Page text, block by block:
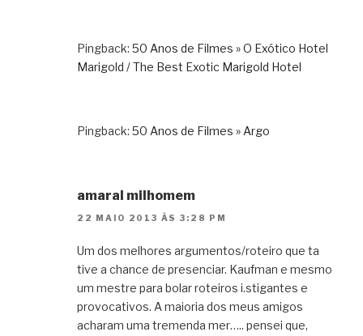
Pingback: 50 Anos de Filmes » O Exótico Hotel
Marigold / The Best Exotic Marigold Hotel
Pingback: 50 Anos de Filmes » Argo
amaral milhomem
22 MAIO 2013 ÀS 3:28 PM
Um dos melhores argumentos/roteiro que ta
tive a chance de presenciar. Kaufman e mesmo
um mestre para bolar roteiros i.stigantes e
provocativos. A maioria dos meus amigos
acharam uma tremenda mer….. pensei que,